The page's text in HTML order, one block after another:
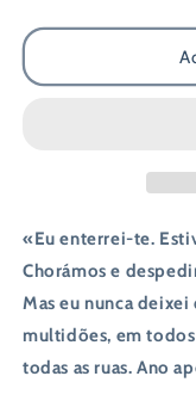
Diz-
que
me
que
«Eu enterrei-te.
Chorámos e
Mas eu nunca
multidões, em
todas as ruas. Ano